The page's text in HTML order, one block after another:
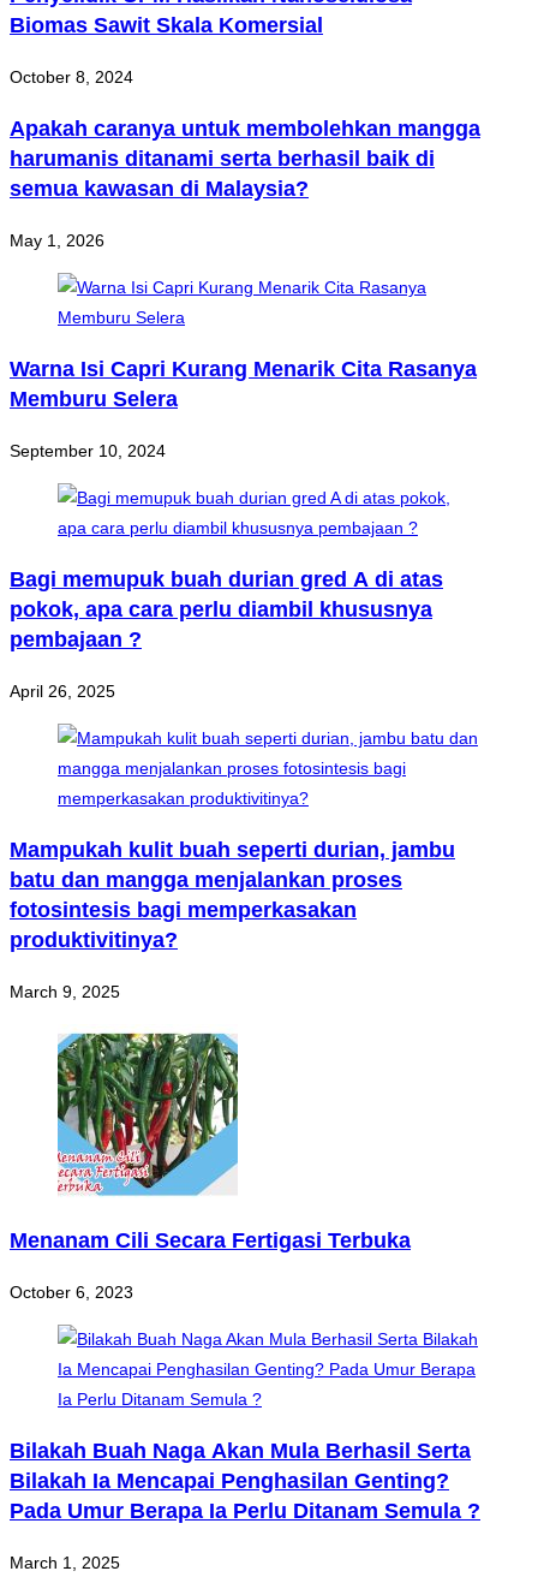
Biomas Sawit Skala Komersial
October 8, 2024
Apakah caranya untuk membolehkan mangga
harumanis ditanami serta berhasil baik di
semua kawasan di Malaysia?
May 1, 2026
Warna Isi Capri Kurang Menarik Cita Rasanya
Memburu Selera
September 10, 2024
Bagi memupuk buah durian gred A di atas
pokok, apa cara perlu diambil khususnya
pembajaan ?
April 26, 2025
Mampukah kulit buah seperti durian, jambu
batu dan mangga menjalankan proses
fotosintesis bagi memperkasakan
produktivitinya?
March 9, 2025
Menanam Cili Secara Fertigasi Terbuka
October 6, 2023
Bilakah Buah Naga Akan Mula Berhasil Serta
Bilakah Ia Mencapai Penghasilan Genting?
Pada Umur Berapa Ia Perlu Ditanam Semula ?
March 1, 2025